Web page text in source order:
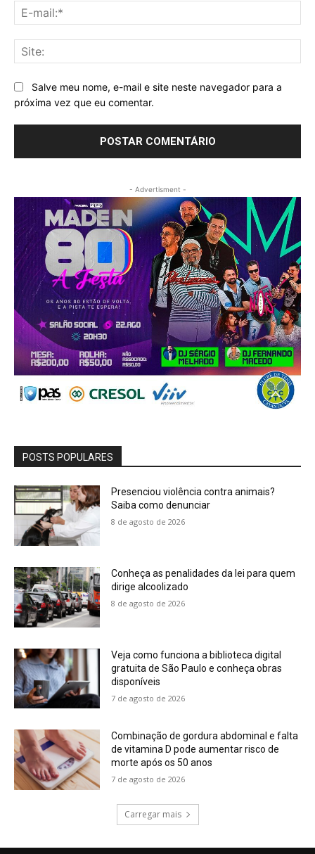
Salve meu nome, e-mail e site neste navegador para a
próxima vez que eu comentar.
- Advertisment -
POSTS POPULARES
Presenciou violência contra animais?
Saiba como denunciar
8 de agosto de 2026
Conheça as penalidades da lei para quem
dirige alcoolizado
8 de agosto de 2026
Veja como funciona a biblioteca digital
gratuita de São Paulo e conheça obras
disponíveis
7 de agosto de 2026
Combinação de gordura abdominal e falta
de vitamina D pode aumentar risco de
morte após os 50 anos
7 de agosto de 2026
Carregar mais